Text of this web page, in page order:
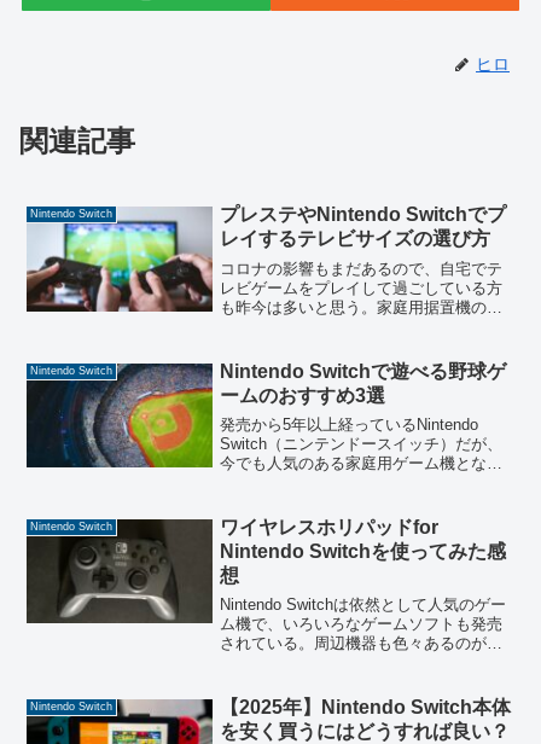
ヒロ
関連記事
Nintendo Switch
プレステやNintendo Switchでプ
レイするテレビサイズの選び方
コロナの影響もまだあるので、自宅でテ
レビゲームをプレイして過ごしている方
も昨今は多いと思う。家庭用据置機のゲ
タイトルの結論を書くと、おすすめのテ
レビサイズは自宅やゲーム...
Nintendo Switch
Nintendo Switchで遊べる野球ゲ
ームのおすすめ3選
発売から5年以上経っているNintendo
Switch（ニンテンドースイッチ）だが、
今でも人気のある家庭用ゲーム機となっ
ムをプレイしたいという人もいると思
う。野...
Nintendo Switch
ワイヤレスホリパッドfor
Nintendo Switchを使ってみた感
想
Nintendo Switchは依然として人気のゲー
ム機で、いろいろなゲームソフトも発売
されている。周辺機器も色々あるのが現
トローラーは様々発売されている。僕は
先...
Nintendo Switch
【2025年】Nintendo Switch本体
を安く買うにはどうすれば良い？